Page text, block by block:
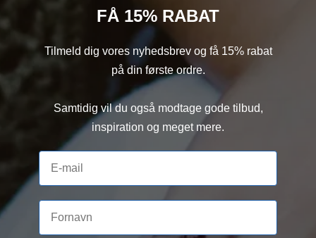
FÅ 15% RABAT
Tilmeld dig vores nyhedsbrev og få 15% rabat
på din første ordre.
Samtidig vil du også modtage gode tilbud,
inspiration og meget mere.